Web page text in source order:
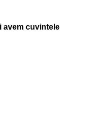
avem cuvintele